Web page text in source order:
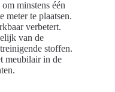
minstens één
meter te plaatsen.
verbetert.
van de
stoffen.
meubilair in de